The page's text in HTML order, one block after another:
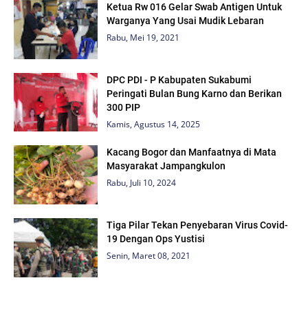
Ketua Rw 016 Gelar Swab Antigen Untuk
Warganya Yang Usai Mudik Lebaran
Rabu, Mei 19, 2021
DPC PDI - P Kabupaten Sukabumi
Peringati Bulan Bung Karno dan Berikan
300 PIP
Kamis, Agustus 14, 2025
Kacang Bogor dan Manfaatnya di Mata
Masyarakat Jampangkulon
Rabu, Juli 10, 2024
Tiga Pilar Tekan Penyebaran Virus Covid-
19 Dengan Ops Yustisi
Senin, Maret 08, 2021